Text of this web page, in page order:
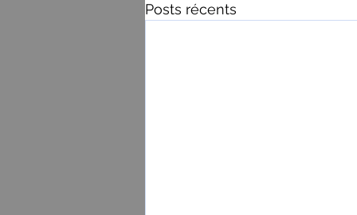
Posts récents